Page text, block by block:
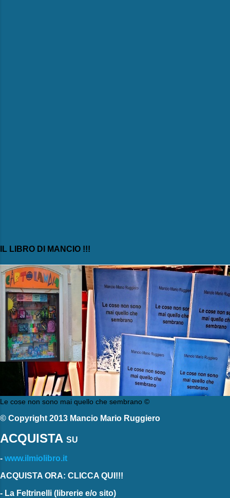
IL LIBRO DI MANCIO !!!
Le cose non sono mai quello che sembrano ©
© Copyright 2013 Mancio Mario Ruggiero
ACQUISTA SU
- www.ilmiolibro.it
ACQUISTA ORA: CLICCA QUI!!!
- La Feltrinelli (librerie e/o sito)